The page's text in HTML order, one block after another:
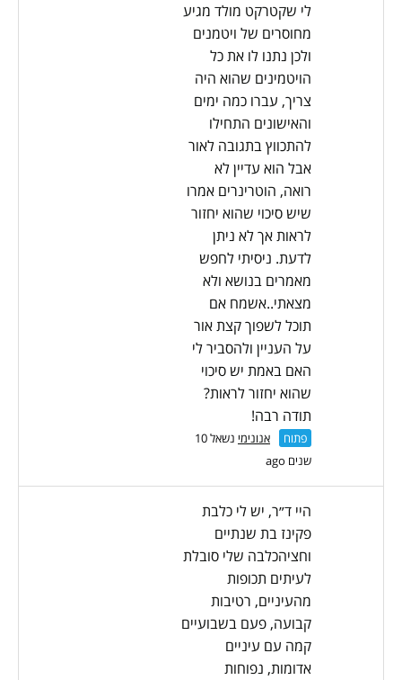
לי שקטרקט מולד מגיע
מחוסרים של ויטמנים
ולכן נתנו לו את כל
הויטמינים שהוא היה
צריך, עברו כמה ימים
והאישונים התחילו
להתכווץ בתגובה לאור
אבל הוא עדיין לא
רואה, הוטרינרים אמרו
שיש סיכוי שהוא יחזור
לראות אך לא ניתן
לדעת. ניסיתי לחפש
מאמרים בנושא ולא
מצאתי..אשמח אם
תוכל לשפוך קצת אור
על העניין ולהסביר לי
האם באמת יש סיכוי
שהוא יחזור לראות?
תודה רבה!
פתוח אנונימי
נשאל 10
שנים ago
היי ד״ר, יש לי כלבת
פקינז בת שנתיים
וחציהכלבה שלי סובלת
לעיתים תכופות
מהעיניים, רטיבות
קבועה, פעם בשבועיים
קמה עם עיניים
אדומות, נפוחות